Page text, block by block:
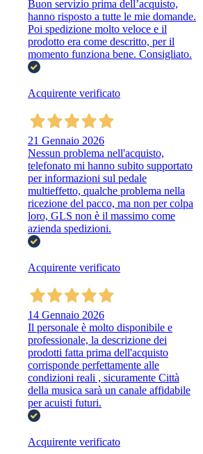
Buon servizio prima dell’acquisto,
hanno risposto a tutte le mie domande.
Poi spedizione molto veloce e il
prodotto era come descritto, per il
momento funziona bene. Consigliato.
Acquirente verificato
21 Gennaio 2026
Nessun problema nell'acquisto,
telefonato mi hanno subito supportato
per informazioni sul pedale
multieffetto, qualche problema nella
ricezione del pacco, ma non per colpa
loro, GLS non è il massimo come
azienda spedizioni.
Acquirente verificato
14 Gennaio 2026
Il personale è molto disponibile e
professionale, la descrizione dei
prodotti fatta prima dell'acquisto
corrisponde perfettamente alle
condizioni reali , sicuramente Città
della musica sarà un canale affidabile
per acuisti futuri.
Acquirente verificato